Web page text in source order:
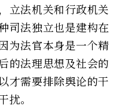
立法机关和行政机关
司法独立也是建构在
为法官本身是一个精
的法理思想及社会的
才需要排除舆论的干
扰。